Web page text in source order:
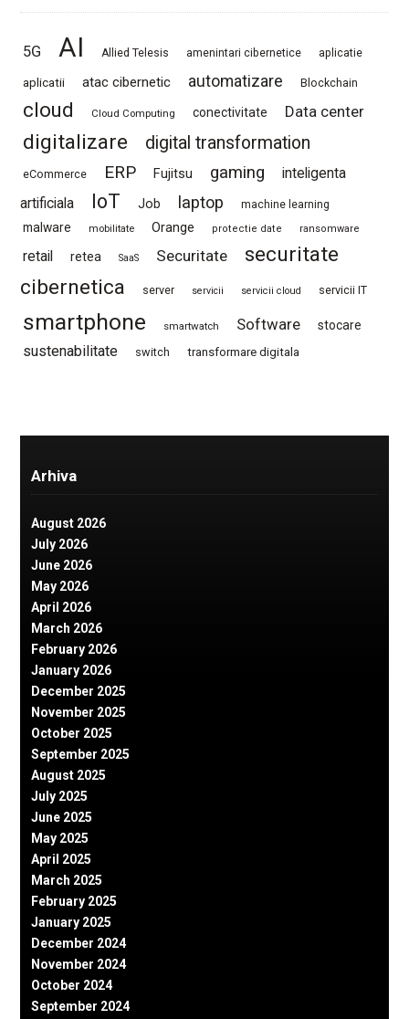
5G AI Allied Telesis amenintari cibernetice aplicatie
aplicatii atac cibernetic automatizare Blockchain
cloud Cloud Computing conectivitate Data center
digitalizare digital transformation
eCommerce ERP Fujitsu gaming
inteligenta
artificiala
IoT Job laptop machine learning
malware mobilitate Orange protectie date ransomware
retail retea SaaS Securitate
securitate
cibernetica
server servicii servicii cloud servicii IT
smartphone smartwatch Software stocare
sustenabilitate switch transformare digitala
Arhiva
August 2026
July 2026
June 2026
May 2026
April 2026
March 2026
February 2026
January 2026
December 2025
November 2025
October 2025
September 2025
August 2025
July 2025
June 2025
May 2025
April 2025
March 2025
February 2025
January 2025
December 2024
November 2024
October 2024
September 2024